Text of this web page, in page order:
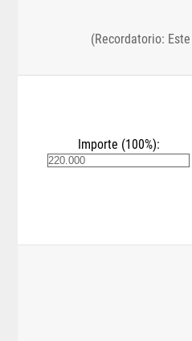
(Recordatorio:
Importe (100%):